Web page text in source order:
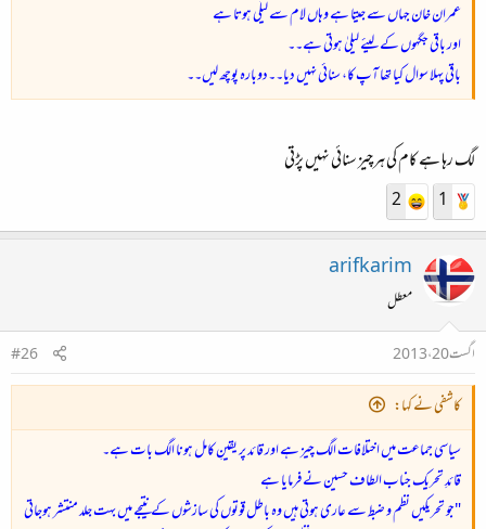
عمران خان جہاں سے جیتا ہے وہاں لام سے لیلٰی ہوتا ہے
اور باقی جگہوں کے لیئے لیلیٰ ہوتی ہے۔۔
باقی پہلا سوال کیا تھا آپ کا، سنائی نہیں دیا۔۔دوبارہ پوچھ لیں۔۔
لگ رہا ہے کام کی ہرچیز سنائی نہیں پڑتی
1
2
arifkarim
معطل
اگست 20، 2013
#26
کاشفی نے کہا:
سیاسی جماعت میں اختلافات الگ چیز ہے اور قائد پر یقینِ کامل ہونا الگ بات ہے۔
قائدِ تحریک جناب الطاف حسین نے فرمایا ہے
"جو تحریکیں نظم و ضبط سے عاری ہوتی ہیں وہ باطل قوتوں کی سازشوں کے نتیجے میں بہت جلد منتشر ہوجاتی